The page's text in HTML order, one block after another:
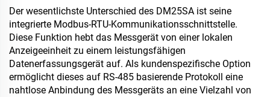
Der wesentlichste Unterschied des DM25SA ist seine
integrierte Modbus-RTU-Kommunikationsschnittstelle.
Diese Funktion hebt das Messgerät von einer lokalen
Anzeigeeinheit zu einem leistungsfähigen
Datenerfassungsgerät auf. Als kundenspezifische Option
ermöglicht dieses auf RS-485 basierende Protokoll eine
nahtlose Anbindung des Messgeräts an eine Vielzahl von